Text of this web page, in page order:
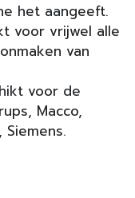
het aangeeft.
voor vrijwel alle
van
voor de
Macco,
Siemens.